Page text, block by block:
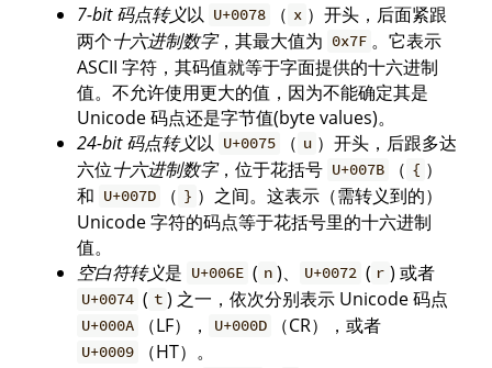
7-bit 码点转义以 U+0078 （ x ）开头，后面紧跟
两个十六进制数字，其最大值为 0x7F 。它表示
ASCII 字符，其码值就等于字面提供的十六进制
值。不允许使用更大的值，因为不能确定其是
Unicode 码点还是字节值(byte values)。
24-bit 码点转义以 U+0075 （ u ）开头，后跟多达
六位十六进制数字，位于花括号 U+007B （ { ）
和 U+007D （ } ）之间。这表示（需转义到的）
Unicode 字符的码点等于花括号里的十六进制
值。
空白符转义是 U+006E ( n )、 U+0072 ( r ) 或者
U+0074 ( t ) 之一，依次分别表示 Unicode 码点
U+000A （LF）， U+000D （CR），或者
U+0009
（HT）。